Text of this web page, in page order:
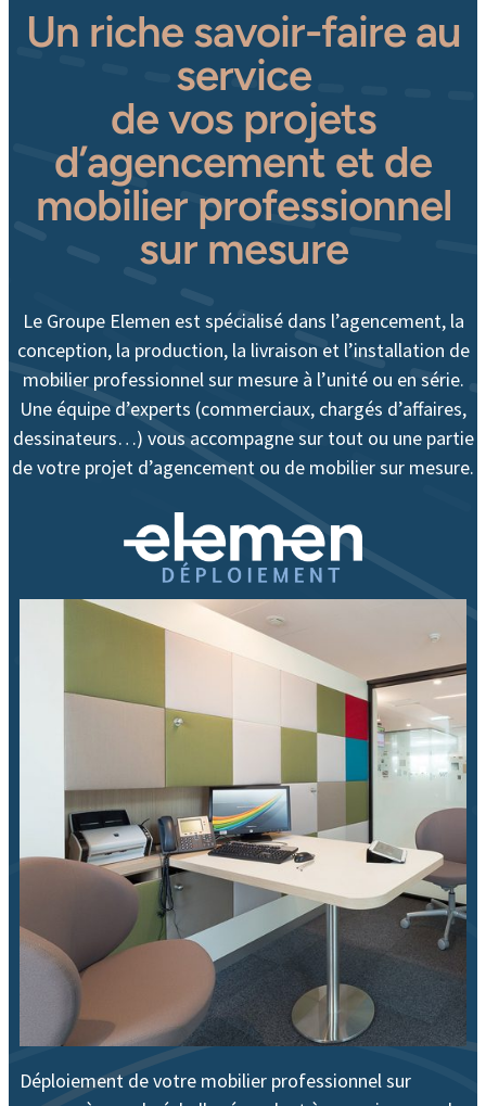
Un riche savoir-faire au
service
de vos projets
d’agencement et de
mobilier professionnel
sur mesure
Le Groupe Elemen est spécialisé dans l’agencement, la
conception, la production, la livraison et l’installation de
mobilier professionnel sur mesure à l’unité ou en série.
Une équipe d’experts (commerciaux, chargés d’affaires,
dessinateurs…) vous accompagne sur tout ou une partie
de votre projet d’agencement ou de mobilier sur mesure.
Déploiement de votre mobilier professionnel sur